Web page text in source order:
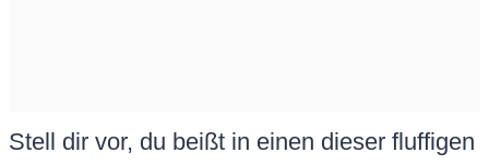
Stell dir vor, du beißt in einen dieser fluffigen